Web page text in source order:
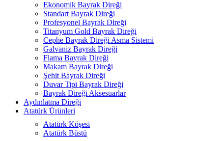
Ekonomik Bayrak Direği
Standart Bayrak Direği
Profesyonel Bayrak Direği
Titanyum Gold Bayrak Direği
Cephe Bayrak Direği Asma Sistemi
Galvaniz Bayrak Direği
Flama Bayrak Direği
Makam Bayrak Direği
Şehit Bayrak Direği
Duvar Tipi Bayrak Direği
Bayrak Direği Aksesuarlar
Aydınlatma Direği
Atatürk Ürünleri
Atatürk Köşesi
Atatürk Büstü